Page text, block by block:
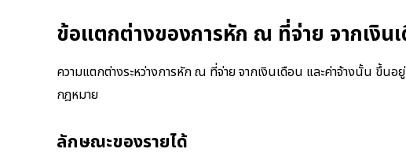
ข้อแตกต่างของการหัก ณ ที่จ่าย จากเงิน
ความแตกต่างระหว่างการหัก ณ ที่จ่าย จากเงินเดือน และค่าจ้างนั้น ขึ้น
กฎหมาย
ลักษณะของรายได้